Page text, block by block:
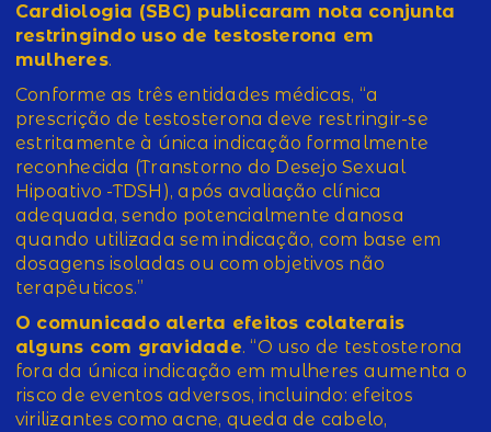
Cardiologia (SBC) publicaram nota conjunta
restringindo uso de testosterona em
mulheres.
Conforme as três entidades médicas, “a
prescrição de testosterona deve restringir-se
estritamente à única indicação formalmente
reconhecida (Transtorno do Desejo Sexual
Hipoativo -TDSH), após avaliação clínica
adequada, sendo potencialmente danosa
quando utilizada sem indicação, com base em
dosagens isoladas ou com objetivos não
terapêuticos.”
O comunicado alerta efeitos colaterais
alguns com gravidade. “O uso de testosterona
fora da única indicação em mulheres aumenta o
risco de eventos adversos, incluindo: efeitos
virilizantes como acne, queda de cabelo,